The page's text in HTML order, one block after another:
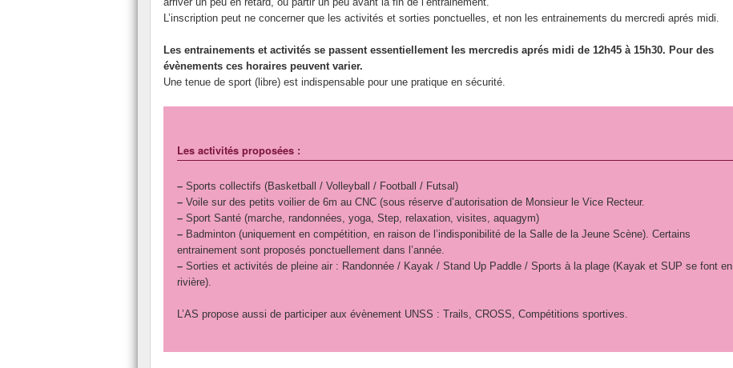
Santé
Contact
L’inscription peut ne concerner que les activités et sorties ponctuelles, et non les entrainements du mercredi aprés midi.
Les entrainements et activités se passent essentiellement les mercredis aprés midi de 12h45 à 15h30. Pour des
évènements ces horaires peuvent varier.
Une tenue de sport (libre) est indispensable pour une pratique en sécurité.
Les activités proposées :
–Sports collectifs (Basketball / Volleyball / Football / Futsal)
–Voile sur des petits voilier de 6m au CNC (sous réserve d’autorisation de Monsieur le Vice Recteur.
–Sport Santé (marche, randonnées, yoga, Step, relaxation, visites, aquagym)
–Badminton (uniquement en compétition, en raison de l’indisponibilité de la Salle de la Jeune Scène). Certains
entrainement sont proposés ponctuellement dans l’année.
–Sorties et activités de pleine air : Randonnée / Kayak / Stand Up Paddle / Sports à la plage (Kayak et SUP se font en
rivière).
L’AS propose aussi de participer aux évènement UNSS : Trails, CROSS, Compétitions sportives.